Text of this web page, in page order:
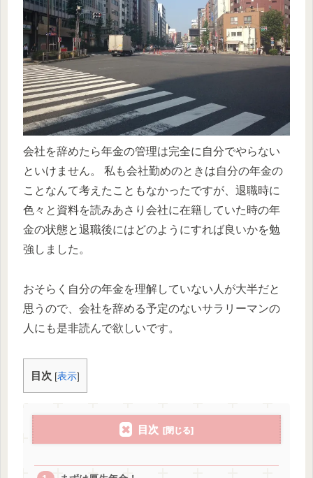
会社を辞めたら年金の管理は完全に自分でやらない
といけません。 私も会社勤めのときは自分の年金の
ことなんて考えたこともなかったですが、退職時に
色々と資料を読みあさり会社に在籍していた時の年
金の状態と退職後にはどのようにすれば良いかを勉
強しました。
おそらく自分の年金を理解していない人が大半だと
思うので、会社を辞める予定のないサラリーマンの
人にも是非読んで欲しいです。
目次 [表示]
目次